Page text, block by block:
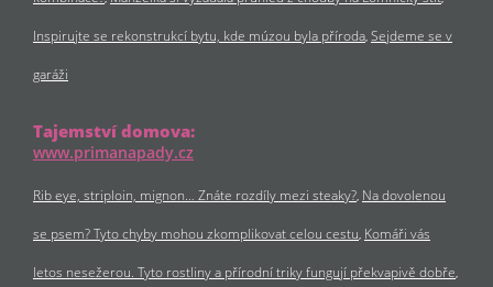
Inspirujte se rekonstrukcí bytu, kde múzou byla příroda Sejdeme se v
garáži
Tajemství domova:
www.primanapady.cz
Rib eye, striploin, mignon… Znáte rozdíly mezi steaky? Na dovolenou
se psem? Tyto chyby mohou zkomplikovat celou cestu Komáři vás
letos nesežerou. Tyto rostliny a přírodní triky fungují překvapivě dobře